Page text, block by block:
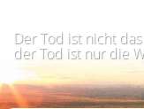
Der Tod ist nicht
der Tod ist nur die